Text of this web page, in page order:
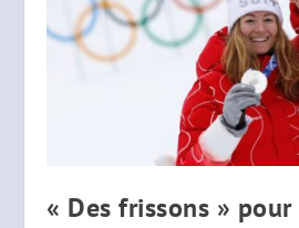
« Des frissons »